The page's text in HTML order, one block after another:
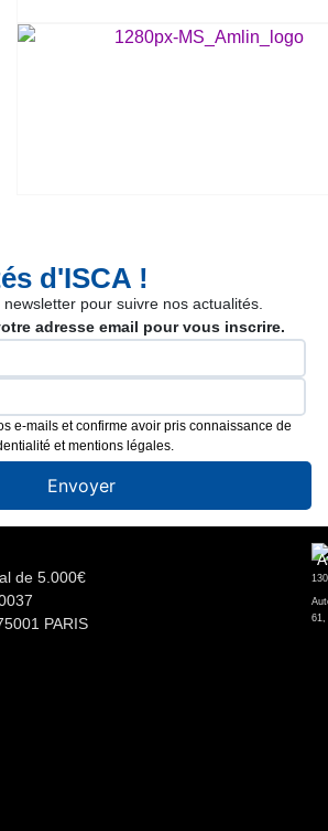
d'ISCA !
pour suivre nos actualités.​
adresse email pour vous inscrire.
e-mails et confirme avoir pris connaissance de
et mentions légales.
Envoyer
de 5.000€
PARIS
61,